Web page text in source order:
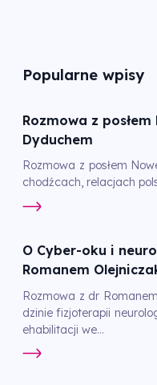
Popularne wpisy
Rozmowa z
Dyduchem
Rozmowa z posłem
chodźcach, relacjach
O Cyber-oku i
Romanem
Rozmowa z dr
dzinie fizjoterapii
ehabilitacji we...